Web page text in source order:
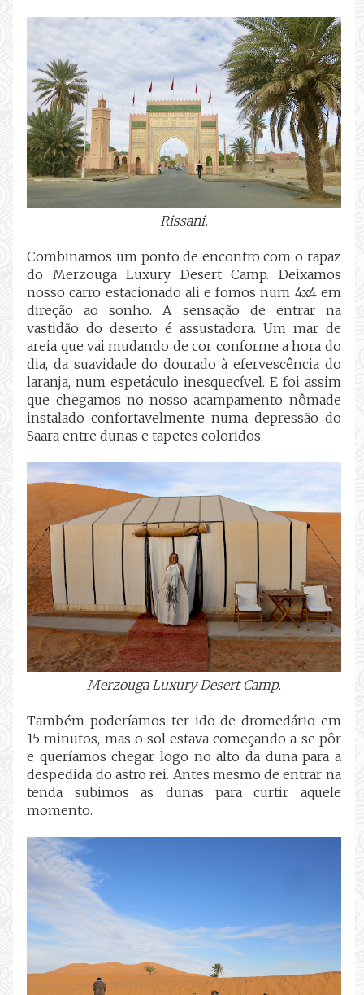
Rissani.
Combinamos um ponto de encontro com o rapaz
do Merzouga Luxury Desert Camp. Deixamos
nosso carro estacionado ali e fomos num 4x4 em
direção ao sonho. A sensação de entrar na
vastidão do deserto é assustadora. Um mar de
areia que vai mudando de cor conforme a hora do
dia, da suavidade do dourado à efervescência do
laranja, num espetáculo inesquecível. E foi assim
que chegamos no nosso acampamento nômade
instalado confortavelmente numa depressão do
Saara entre dunas e tapetes coloridos.
Merzouga Luxury Desert Camp.
Também poderíamos ter ido de dromedário em
15 minutos, mas o sol estava começando a se pôr
e queríamos chegar logo no alto da duna para a
despedida do astro rei. Antes mesmo de entrar na
tenda subimos as dunas para curtir aquele
momento.